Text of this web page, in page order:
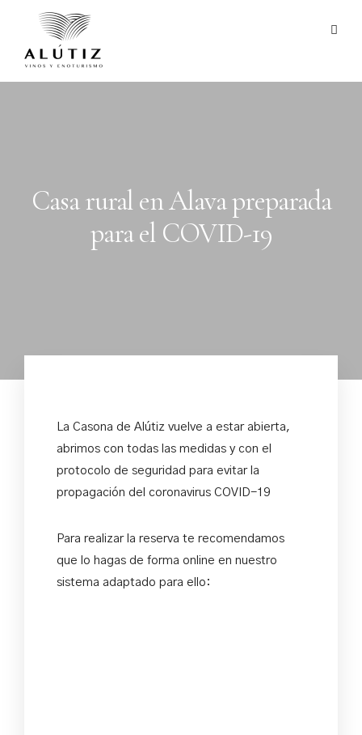
Casa rural en Alava preparada
para el COVID-19
La Casona de Alútiz vuelve a estar abierta,
abrimos con todas las medidas y con el
protocolo de seguridad para evitar la
propagación del coronavirus COVID-19
Para realizar la reserva te recomendamos
que lo hagas de forma online en nuestro
sistema adaptado para ello: